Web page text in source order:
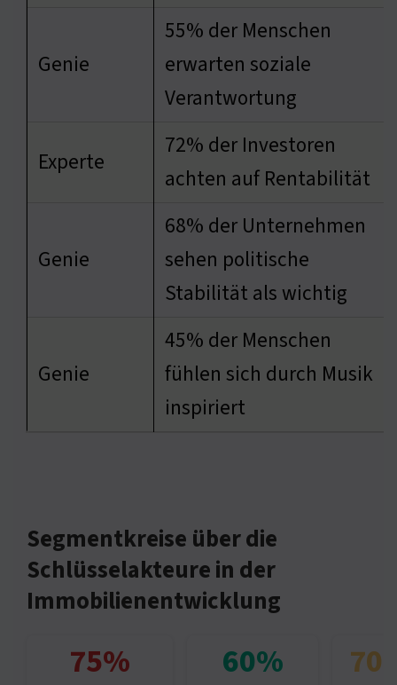
Genie
55% der Menschen
erwarten soziale
Verantwortung
Experte
72% der Investoren
achten auf Rentabilität
Genie
68% der Unternehmen
sehen politische
Stabilität als wichtig
Genie
45% der Menschen
fühlen sich durch Musik
inspiriert
Segmentkreise über die
Schlüsselakteure in der
Immobilienentwicklung
75% 60%